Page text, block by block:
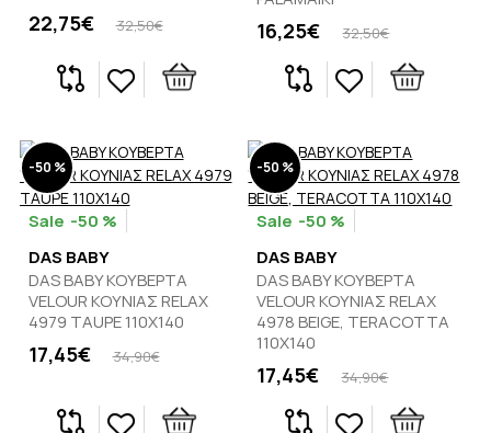
32,50€
22,75€ 32,50€
16,25€
-50 %
-50 %
DAS BABY
DAS BABY ΚΟΥΒΕΡΤΑ
VELOUR ΚΟΥΝΙΑΣ RELAX
4979 TAUPE 110Χ140
34,90€
17,45€
-50 %
-50 %
DAS BABY
DAS BABY ΚΟΥΒΕΡΤΑ
VELOUR ΚΟΥΝΙΑΣ RELAX
4978 BEIGE, TERACOTTA
110Χ140
34,90€
17,45€